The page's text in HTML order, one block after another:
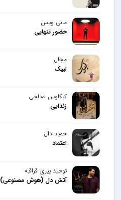
مانی ویس
حضور تنهایی
مجال
لبیک
کیکاوس صالحی
زندایی
حمید دال
اعتماد
توحید پیری قراقیه
آتش دل (هوش مصنوعی)